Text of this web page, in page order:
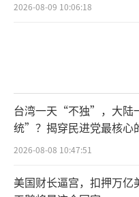
2026-08-09 10:06:18
台湾一天“不独”，大陆
统”？揭穿民进党最核心
2026-08-08 10:47:51
美国财长逼宫，扣押万亿